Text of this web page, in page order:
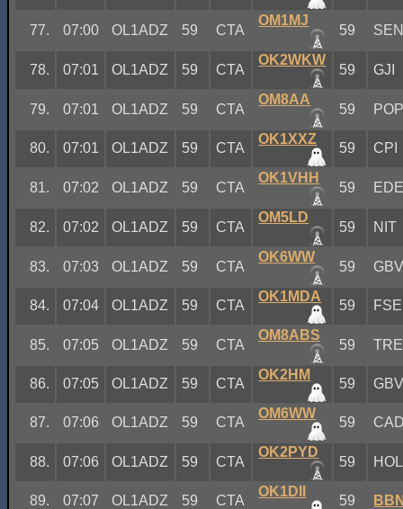
77. 07:00 OL1ADZ 59 CTA
OM1MJ
59
78. 07:01 OL1ADZ 59 CTA
OK2WKW
59 GJI
79. 07:01 OL1ADZ 59 CTA
OM8AA
59
80. 07:01 OL1ADZ 59 CTA
OK1XXZ
59 CPI
81. 07:02 OL1ADZ 59 CTA
OK1VHH
59
82. 07:02 OL1ADZ 59 CTA
OM5LD
59 NIT
83. 07:03 OL1ADZ 59 CTA
OK6WW
59
84. 07:04 OL1ADZ 59 CTA
OK1MDA
59 FSE
85. 07:05 OL1ADZ 59 CTA
OM8ABS
59 TRE
86. 07:05 OL1ADZ 59 CTA
OK2HM
59
87. 07:06 OL1ADZ 59 CTA
OM6WW
59
88. 07:06 OL1ADZ 59 CTA
OK2PYD
59 HOL
89. 07:07 OL1ADZ 59 CTA
OK1DII
59